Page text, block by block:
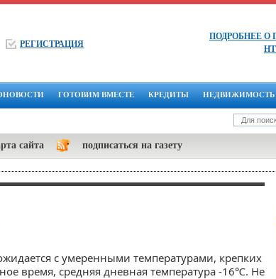
РЕГИСТРАЦИЯ
ПОДРОБНЕЕ О
ГОТОВИМ ВМЕСТЕ КРЕДИТЫ НЕДВИЖИМОСТЬ
сайта подписаться на газету
с умеренными температурами, крепких
время, средняя дневная температура -16℃. Не